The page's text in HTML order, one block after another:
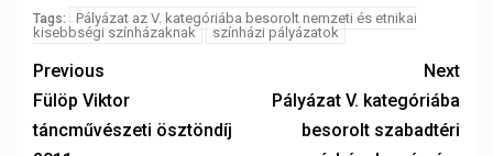
Tags:
Pályázat az V. kategóriába besorolt nemzeti és etnikai
kisebbségi színházaknak
színházi pályázatok
Previous
Fülöp Viktor
táncművészeti ösztöndíj
Next
Pályázat V. kategóriába
besorolt szabadtéri